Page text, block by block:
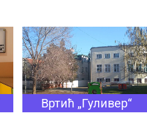
Вртић „Гуливер“